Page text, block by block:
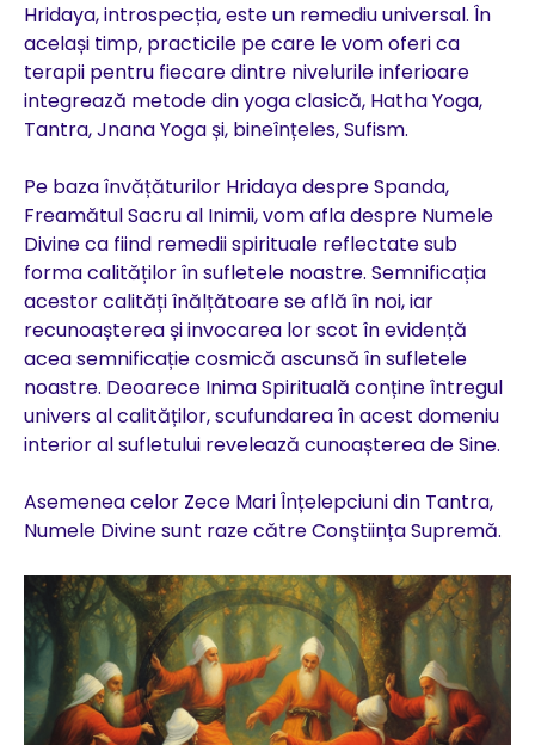
Hridaya, introspecția, este un remediu universal. În
același timp, practicile pe care le vom oferi ca
terapii pentru fiecare dintre nivelurile inferioare
integrează metode din yoga clasică, Hatha Yoga,
Tantra, Jnana Yoga și, bineînțeles, Sufism.
Pe baza învățăturilor Hridaya despre Spanda,
Freamătul Sacru al Inimii, vom afla despre Numele
Divine ca fiind remedii spirituale reflectate sub
forma calităților în sufletele noastre. Semnificația
acestor calități înălțătoare se află în noi, iar
recunoașterea și invocarea lor scot în evidență
acea semnificație cosmică ascunsă în sufletele
noastre. Deoarece Inima Spirituală conține întregul
univers al calităților, scufundarea în acest domeniu
interior al sufletului revelează cunoașterea de Sine.
Asemenea celor Zece Mari Înțelepciuni din Tantra,
Numele Divine sunt raze către Conștiința Supremă.